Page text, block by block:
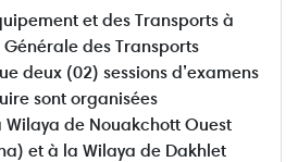
et des Transports à
des Transports
deux (02) sessions d’examens
sont organisées
de Nouakchott Ouest
et à la Wilaya de Dakhlet